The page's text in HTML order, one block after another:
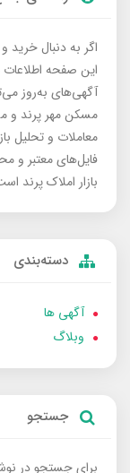
اگر به دنبال
این صفحه اطلاعات
آگهی‌های به‌روز
مسکن مهر پرند و
معاملات و تحلیل
فایل‌های معتبر و
بازار املاک پرند
دسته‌بندی
آگهی ها
وبلاگ
جستجو
برای جستجو در